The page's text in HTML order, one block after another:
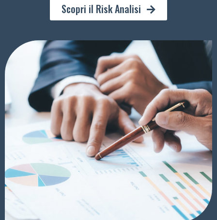
Scopri il Risk Analisi